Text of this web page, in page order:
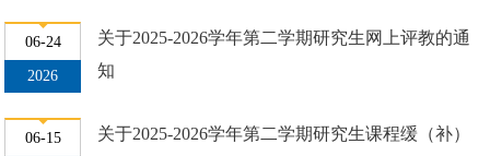
06-24
2026
关于2025-2026学年第二学期研究生网上评教的通
知
06-15
关于2025-2026学年第二学期研究生课程缓（补）